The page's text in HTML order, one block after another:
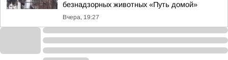
безнадзорных животных «Путь домой»
Вчера, 19:27